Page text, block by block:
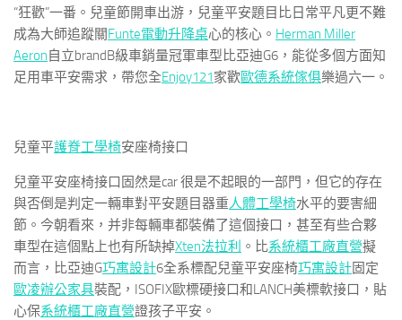
“狂歡”一番。兒童節開車出游，兒童平安題目比日常平凡更不難
成為大師追蹤關Funte電動升降桌心的核心。 Herman Miller
Aeron自立brandB級車銷量冠軍車型比亞迪G6，能從多個方面知
足用車平安需求，帶您全Enjoy121家歡歐德系統傢俱樂過六一。
兒童平護脊工學椅安座椅接口
兒童平安座椅接口固然是car 很是不起眼的一部門，但它的存在
與否倒是判定一輛車對平安題目器重人體工學椅水平的要害細
節。今朝看來，并非每輛車都裝備了這個接口，甚至有些合夥
車型在這個點上也有所缺掉Xten法拉利 。比系統櫃工廠直營擬
而言，比亞迪G巧寓設計6全系標配兒童平安座椅巧寓設計固定
歐凌辦公家具裝配，ISOFIX歐標硬接口和LANCH美標軟接口，貼
心保系統櫃工廠直營證孩子平安。